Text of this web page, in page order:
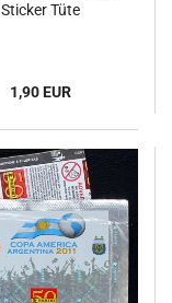
Sticker Tüte
1,90 EUR